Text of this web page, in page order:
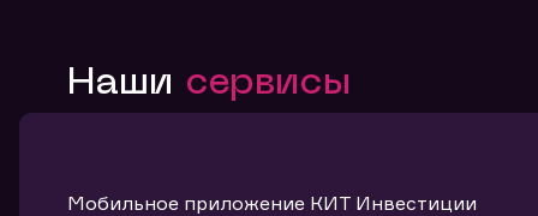
Наши сервисы
Мобильное приложение КИТ Инвестиции